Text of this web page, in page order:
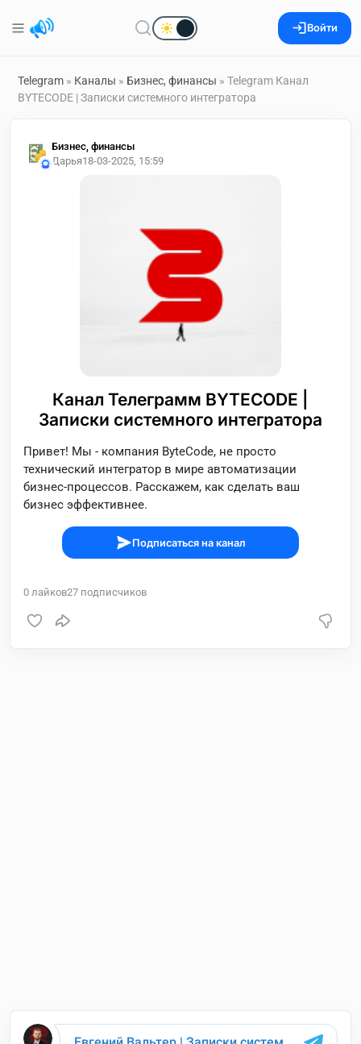
Войти
Telegram » Каналы » Бизнес, финансы » Telegram Канал
BYTECODE | Записки системного интегратора
Бизнес, финансы
Дарья18-03-2025, 15:59
Канал Телеграмм BYTECODE |
Записки системного интегратора
Привет! Мы - компания ByteCode, не просто
технический интегратор в мире автоматизации
бизнес-процессов. Расскажем, как сделать ваш
бизнес эффективнее.
Подписаться на канал
0 лайков27 подписчиков